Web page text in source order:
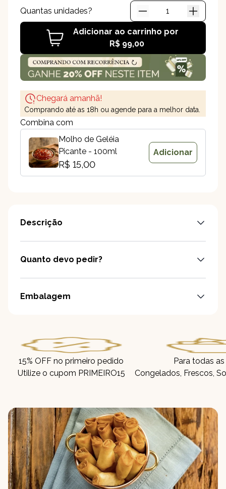
Quantas unidades?
Adicionar ao carrinho por
R$ 99,00
Crocante de Brie
Chegará amanhã!
Comprando até as 18h ou agende para a melhor data.
Combina com
Molho de Geléia
Picante - 100ml
R$ 15,00
Adicionar
Descrição
Quanto devo pedir?
Embalagem
15% OFF no primeiro pedido
Utilize o cupom PRIMEIRO15
Para todas
Congelados, Frescos,